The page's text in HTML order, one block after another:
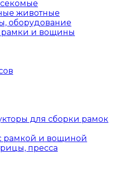
животные
оборудование
рамки и вощины
для сборки рамок
рамкой и вощиной
пресса